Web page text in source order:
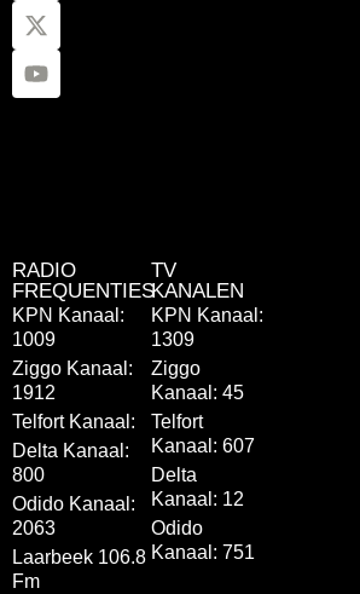
RADIO
FREQUENTIES
KPN Kanaal:
1009
Ziggo Kanaal:
1912
Telfort Kanaal:
Delta Kanaal:
800
Odido Kanaal:
2063
Laarbeek 106.8
Fm
TV
KANALEN
KPN Kanaal:
1309
Ziggo
Kanaal: 45
Telfort
Kanaal: 607
Delta
Kanaal: 12
Odido
Kanaal: 751